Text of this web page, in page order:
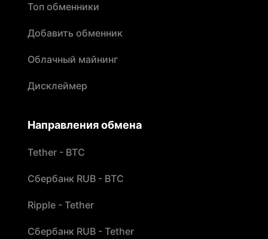
Топ обменники
Добавить обменник
Облачный майнинг
Дисклеймер
Направления обмена
Tether - BTC
Сбербанк RUB - BTC
Ripple - Tether
Сбербанк RUB - Tether